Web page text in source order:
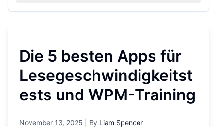
Die 5 besten Apps für
Lesegeschwindigkeitst
ests und WPM-Training
November 13, 2025 | By Liam Spencer